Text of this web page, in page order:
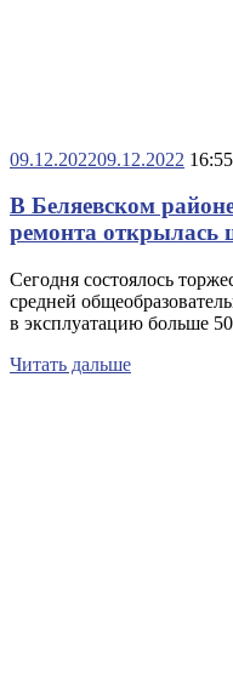
09.12.202209.12.2022
В Беляевском
ремонта
Сегодня состоялось
средней
в эксплуатацию больше
Читать дальше